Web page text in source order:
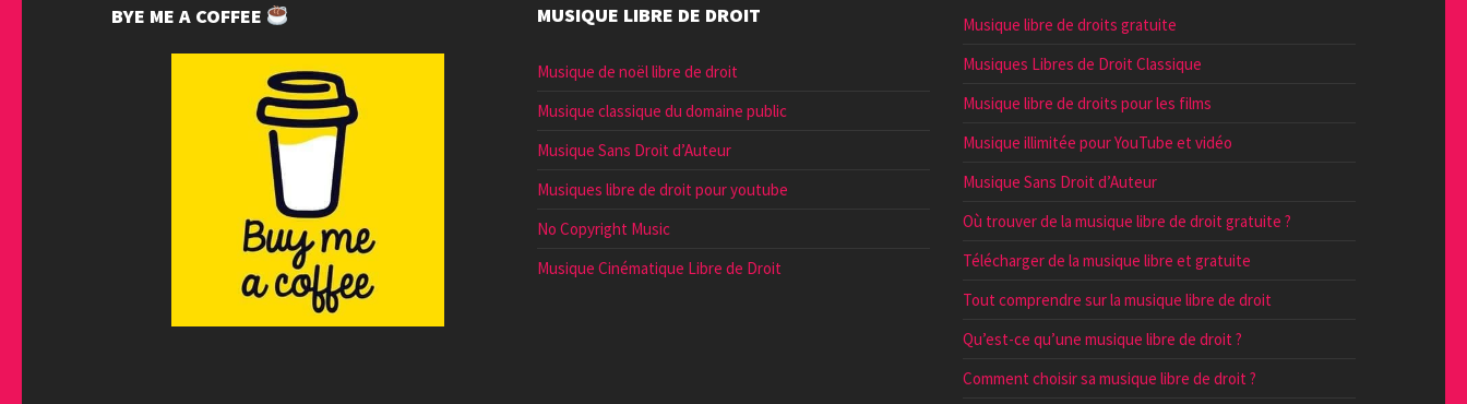
BYE ME A COFFEE MUSIQUE LIBRE DE DROIT
Musique de noël libre de droit
Musique classique du domaine public
Musique Sans Droit d’Auteur
Musiques libre de droit pour youtube
No Copyright Music
Musique Cinématique Libre de Droit
Musique libre de droits gratuite
Musiques Libres de Droit Classique
Musique libre de droits pour les films
Musique illimitée pour YouTube et vidéo
Musique Sans Droit d’Auteur
Où trouver de la musique libre de droit gratuite ?
Télécharger de la musique libre et gratuite
Tout comprendre sur la musique libre de droit
Qu’est-ce qu’une musique libre de droit ?
Comment choisir sa musique libre de droit ?